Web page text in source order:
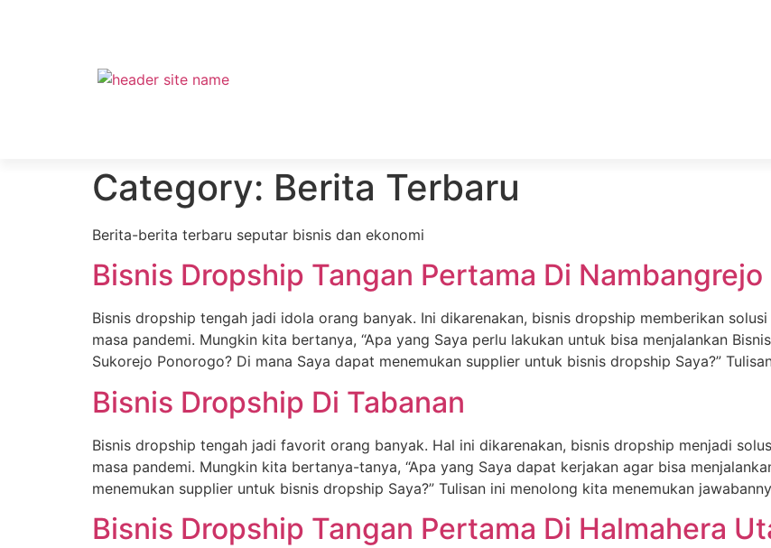
Category: Berita Terbaru
Berita-berita terbaru seputar bisnis dan ekonomi
Bisnis Dropship Tangan Pertama Di
Bisnis dropship tengah jadi idola orang banyak. Ini dikarenakan, bisnis dropship memberikan
masa pandemi. Mungkin kita bertanya, “Apa yang Saya perlu lakukan untuk bisa menjalankan
Sukorejo Ponorogo? Di mana Saya dapat menemukan supplier untuk bisnis dropship Saya?”
Bisnis Dropship Di Tabanan
Bisnis dropship tengah jadi favorit orang banyak. Hal ini dikarenakan, bisnis dropship menjadi
masa pandemi. Mungkin kita bertanya-tanya, “Apa yang Saya dapat kerjakan agar bisa
menemukan supplier untuk bisnis dropship Saya?” Tulisan ini menolong kita menemukan
Bisnis Dropship Tangan Pertama Di Halmahera